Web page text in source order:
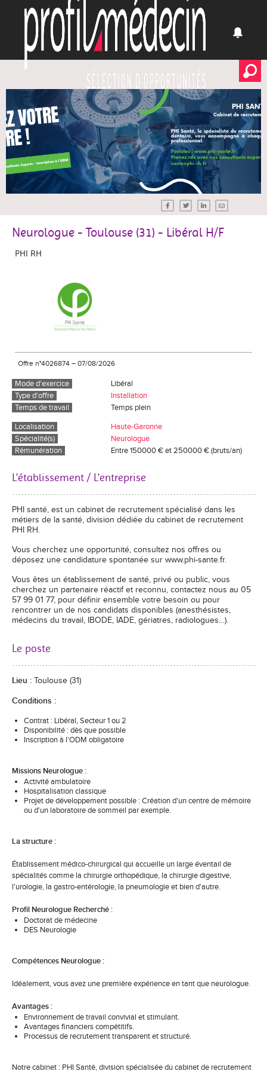
Neurologue - Toulouse (31) - Libéral H/F
PHI RH
Offre n°4026874 – 07/08/2026
Mode d'exercice
Libéral
Type d'offre
Installation
Temps de travail
Temps plein
Localisation
Haute-Garonne
Spécialité(s)
Neurologue
Rémunération
Entre 150000 € et 250000 € (bruts/an)
L'établissement / L'entreprise
PHI santé, est un cabinet de recrutement spécialisé dans les
métiers de la santé, division dédiée du cabinet de recrutement
PHI RH.
Vous cherchez une opportunité, consultez nos offres ou
déposez une candidature spontanée sur www.phi-sante.fr.
Vous êtes un établissement de santé, privé ou public, vous
cherchez un partenaire réactif et reconnu, contactez nous au 05
57 99 01 77, pour définir ensemble votre besoin ou pour
rencontrer un de nos candidats disponibles (anesthésistes,
médecins du travail, IBODE, IADE, gériatres, radiologues…).
Le poste
Lieu : Toulouse (31)
Conditions :
Contrat : Libéral, Secteur 1 ou 2
Disponibilité : dès que possible
Inscription à l'ODM obligatoire
Missions Neurologue :
Activité ambulatoire
Hospitalisation classique
Projet de développement possible : Création d'un centre de mémoire
ou d'un laboratoire de sommeil par exemple.
La structure :
Établissement médico-chirurgical qui accueille un large éventail de
spécialités comme la chirurgie orthopédique, la chirurgie digestive,
l'urologie, la gastro-entérologie, la pneumologie et bien d'autre.
Profil Neurologue Recherché :
Doctorat de médecine
DES Neurologie
Compétences Neurologue :
Idéalement, vous avez une première expérience en tant que neurologue.
Avantages :
Environnement de travail convivial et stimulant.
Avantages financiers compétitifs.
Processus de recrutement transparent et structuré.
Notre cabinet : PHI Santé, division spécialisée du cabinet de recrutement